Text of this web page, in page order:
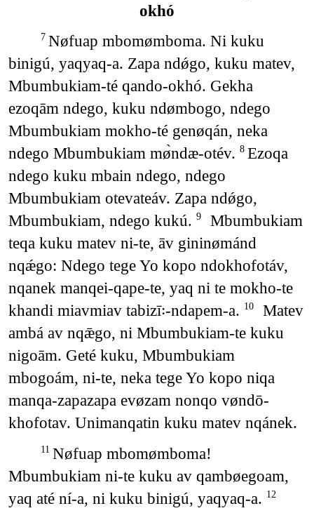
okhó
7 Nøfuap mbomømboma. Ni kuku
binigú, yaqyaq-a. Zapa ndǿgo, kuku matev,
Mbumbukiam-té qando-okhó. Gekha
ezoqām ndego, kuku ndømbogo, ndego
Mbumbukiam mokho-té genøqán, neka
ndego Mbumbukiam mø̀ndæ-otév. 8 Ezoqa
ndego kuku mbain ndego, ndego
Mbumbukiam otevateáv. Zapa ndǿgo,
Mbumbukiam, ndego kukú. 9
Mbumbukiam
teqa kuku matev ni-te, āv gininømánd
nqǽgo: Ndego tege Yo kopo ndokhofotáv,
nqanek manqei-qape-te, yaq ni te mokho-te
khandi miavmiav tabizī꞉-ndapem-a. 10
Matev
ambá av nqǣgo, ni Mbumbukiam-te kuku
nigoām. Geté kuku, Mbumbukiam
mbogoám, ni-te, neka tege Yo kopo niqa
manqa-zapazapa evøzam nonqo vøndō-
khofotav. Unimanqatin kuku matev nqánek.
11 Nøfuap mbomømboma!
Mbumbukiam ni-te kuku av qambøegoam,
yaq até ní-a, ni kuku binigú, yaqyaq-a. 12